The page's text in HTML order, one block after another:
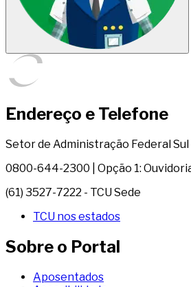
Endereço e Telefone
Setor de Administração Federal Sul
0800-644-2300 | Opção 1:
(61) 3527-7222 - TCU Sede
TCU nos estados
Sobre o Portal
Aposentados